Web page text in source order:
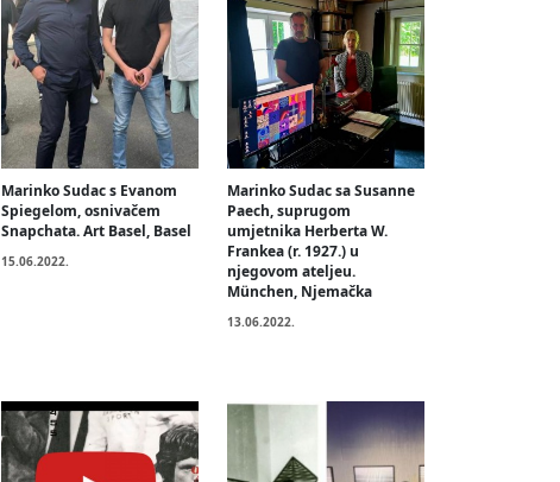
Marinko Sudac s Evanom
Spiegelom, osnivačem
Snapchata. Art Basel, Basel
15.06.2022.
Marinko Sudac sa Susanne
Paech, suprugom
umjetnika Herberta W.
Frankea (r. 1927.) u
njegovom ateljeu.
München, Njemačka
13.06.2022.